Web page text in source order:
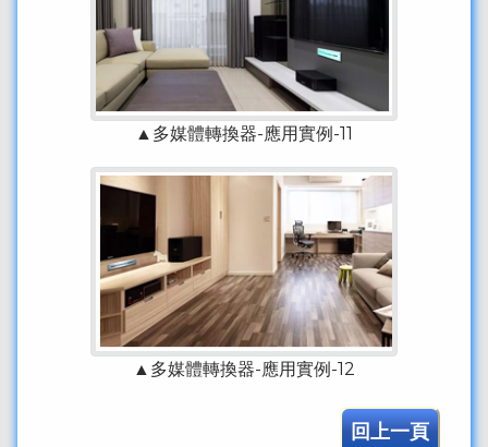
▲多媒體轉換器-應用實例-11
▲多媒體轉換器-應用實例-12
回上一頁